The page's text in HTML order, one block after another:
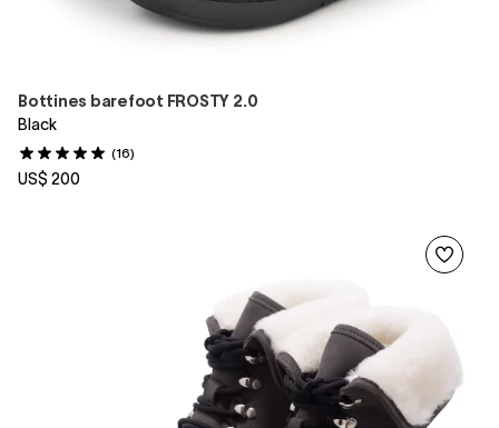
Bottines barefoot FROSTY 2.0
Black
(16)
US$ 200